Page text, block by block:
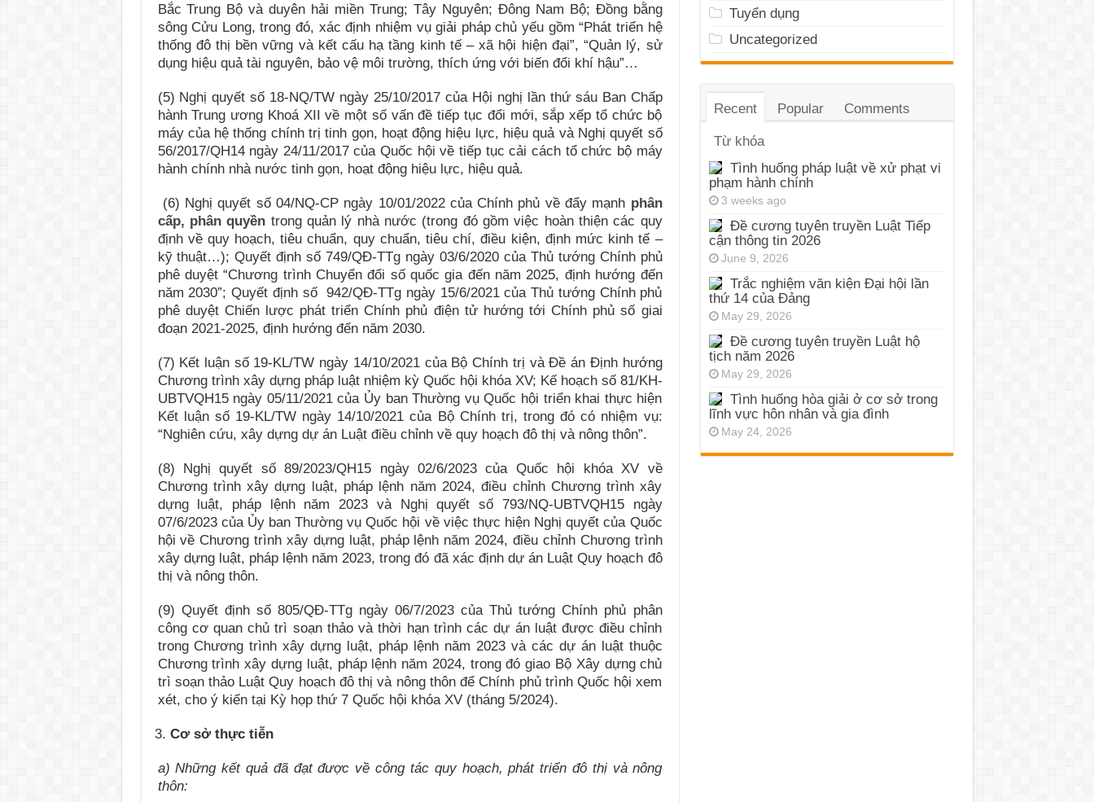
Bắc Trung Bộ và duyên hải miền Trung; Tây Nguyên; Đông Nam Bộ; Đồng bằng
sông Cửu Long, trong đó, xác định nhiệm vụ giải pháp chủ yếu gồm “Phát triển hệ
thống đô thị bền vững và kết cấu hạ tầng kinh tế – xã hội hiện đại”, “Quản lý, sử
dụng hiệu quả tài nguyên, bảo vệ môi trường, thích ứng với biến đổi khí hậu”…
(5) Nghị quyết số 18-NQ/TW ngày 25/10/2017 của Hội nghị lần thứ sáu Ban Chấp
hành Trung ương Khoá XII về một số vấn đề tiếp tục đổi mới, sắp xếp tổ chức bộ
máy của hệ thống chính trị tinh gọn, hoạt động hiệu lực, hiệu quả và Nghị quyết số
56/2017/QH14 ngày 24/11/2017 của Quốc hội về tiếp tục cải cách tổ chức bộ máy
hành chính nhà nước tinh gọn, hoạt động hiệu lực, hiệu quả.
(6) Nghị quyết số 04/NQ-CP ngày 10/01/2022 của Chính phủ về đẩy mạnh phân
cấp, phân quyền trong quản lý nhà nước (trong đó gồm việc hoàn thiện các quy
định về quy hoạch, tiêu chuẩn, quy chuẩn, tiêu chí, điều kiện, định mức kinh tế –
kỹ thuật…); Quyết định số 749/QĐ-TTg ngày 03/6/2020 của Thủ tướng Chính phủ
phê duyệt “Chương trình Chuyển đổi số quốc gia đến năm 2025, định hướng đến
năm 2030”; Quyết định số 942/QĐ-TTg ngày 15/6/2021 của Thủ tướng Chính phủ
phê duyệt Chiến lược phát triển Chính phủ điện tử hướng tới Chính phủ số giai
đoạn 2021-2025, định hướng đến năm 2030.
(7) Kết luận số 19-KL/TW ngày 14/10/2021 của Bộ Chính trị và Đề án Định hướng
Chương trình xây dựng pháp luật nhiệm kỳ Quốc hội khóa XV; Kế hoạch số 81/KH-
UBTVQH15 ngày 05/11/2021 của Ủy ban Thường vụ Quốc hội triển khai thực hiện
Kết luận số 19-KL/TW ngày 14/10/2021 của Bộ Chính trị, trong đó có nhiệm vụ:
“Nghiên cứu, xây dựng dự án Luật điều chỉnh về quy hoạch đô thị và nông thôn”.
(8) Nghị quyết số 89/2023/QH15 ngày 02/6/2023 của Quốc hội khóa XV về
Chương trình xây dựng luật, pháp lệnh năm 2024, điều chỉnh Chương trình xây
dựng luật, pháp lệnh năm 2023 và Nghị quyết số 793/NQ-UBTVQH15 ngày
07/6/2023 của Ủy ban Thường vụ Quốc hội về việc thực hiện Nghị quyết của Quốc
hội về Chương trình xây dựng luật, pháp lệnh năm 2024, điều chỉnh Chương trình
xây dựng luật, pháp lệnh năm 2023, trong đó đã xác định dự án Luật Quy hoạch đô
thị và nông thôn.
(9) Quyết định số 805/QĐ-TTg ngày 06/7/2023 của Thủ tướng Chính phủ phân
công cơ quan chủ trì soạn thảo và thời hạn trình các dự án luật được điều chỉnh
trong Chương trình xây dựng luật, pháp lệnh năm 2023 và các dự án luật thuộc
Chương trình xây dựng luật, pháp lệnh năm 2024, trong đó giao Bộ Xây dựng chủ
trì soạn thảo Luật Quy hoạch đô thị và nông thôn để Chính phủ trình Quốc hội xem
xét, cho ý kiến tại Kỳ họp thứ 7 Quốc hội khóa XV (tháng 5/2024).
Cơ sở thực tiễn
a) Những kết quả đã đạt được về công tác quy hoạch, phát triển đô thị và nông
thôn:
Tuyển dụng
Uncategorized
Recent Popular Comments
Từ khóa
Tình huống pháp luật về xử phạt vi
phạm hành chính
3 weeks ago
Đề cương tuyên truyền Luật Tiếp
cận thông tin 2026
June 9, 2026
Trắc nghiệm văn kiện Đại hội lần
thứ 14 của Đảng
May 29, 2026
Đề cương tuyên truyền Luật hộ
tịch năm 2026
May 29, 2026
Tình huống hòa giải ở cơ sở trong
lĩnh vực hôn nhân và gia đình
May 24, 2026